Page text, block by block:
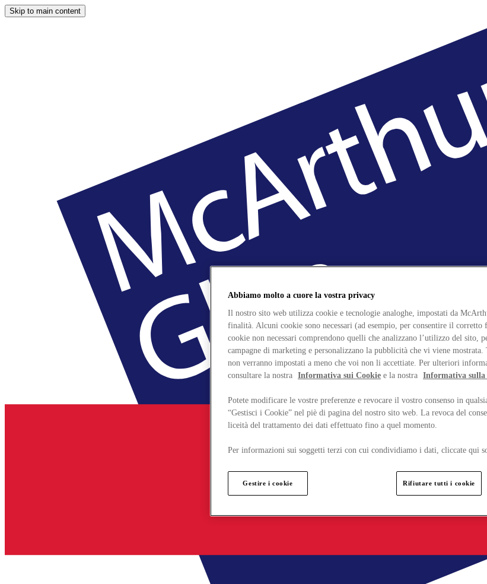
Skip to main content
Abbiamo molto a cuore la vostra privacy
Il nostro sito web utilizza cookie e tecnologie analoghe, impostati da
finalità. Alcuni cookie sono necessari (ad esempio, per consentire il corretto
cookie non necessari comprendono quelli che analizzano l’utilizzo del sito,
campagne di marketing e personalizzano la pubblicità che vi viene mostrata.
non verranno impostati a meno che voi non li accettiate. Per ulteriori
consultare la nostra Informativa sui Cookie e la nostra Informativa sulla
Potete modificare le vostre preferenze e revocare il vostro consenso in
“Gestisci i Cookie” nel piè di pagina del nostro sito web. La revoca del
liceità del trattamento dei dati effettuato fino a quel momento.
Per informazioni sui soggetti terzi con cui condividiamo i dati, cliccate qui
Gestire i cookie Rifiutare tutti i cookie